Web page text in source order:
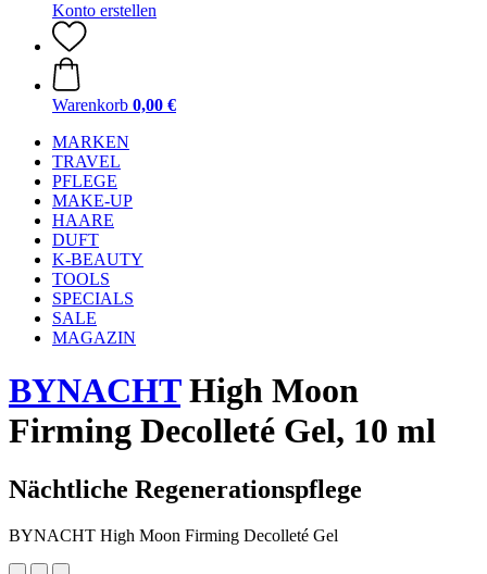
Konto erstellen
Warenkorb 0,00 €
MARKEN
TRAVEL
PFLEGE
MAKE-UP
HAARE
DUFT
K-BEAUTY
TOOLS
SPECIALS
SALE
MAGAZIN
BYNACHTHigh Moon
Firming Decolleté Gel, 10 ml
Nächtliche Regenerationspflege
BYNACHT High Moon Firming Decolleté Gel